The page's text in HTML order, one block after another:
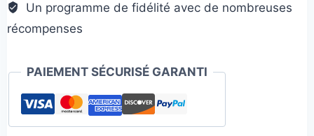
Un programme de fidélité avec de nombreuses
récompenses
PAIEMENT SÉCURISÉ GARANTI